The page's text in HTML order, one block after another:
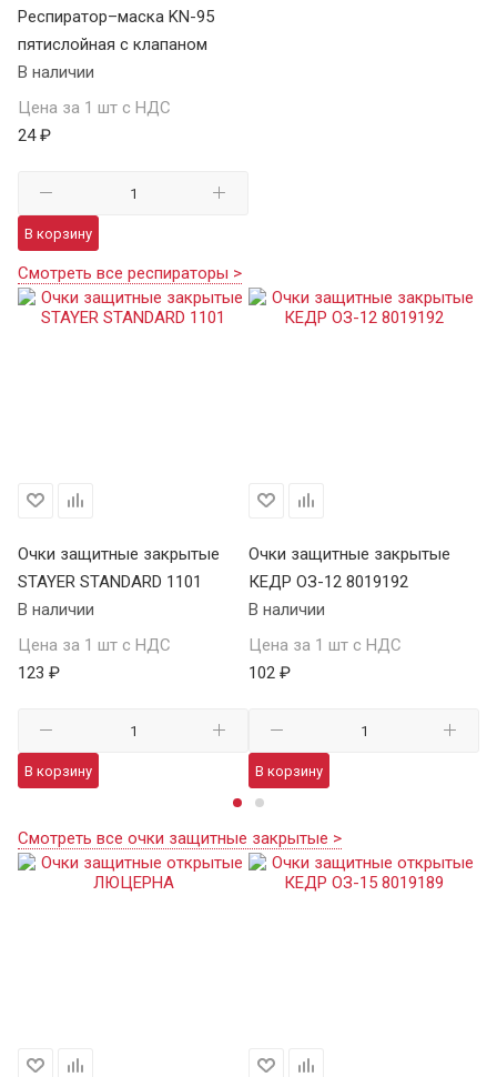
Респиратор–маска KN-95
пятислойная с клапаном
В наличии
Цена за 1 шт с НДС
24 ₽
В корзину
Смотреть все респираторы >
Очки защитные закрытые
STAYER STANDARD 1101
В наличии
Цена за 1 шт с НДС
123 ₽
В корзину
Очки защитные закрытые
КЕДР ОЗ-12 8019192
В наличии
Цена за 1 шт с НДС
102 ₽
В корзину
Смотреть все очки защитные закрытые >